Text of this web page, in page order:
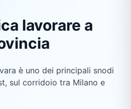
lavorare a
è uno dei principali snodi
sul corridoio tra Milano e